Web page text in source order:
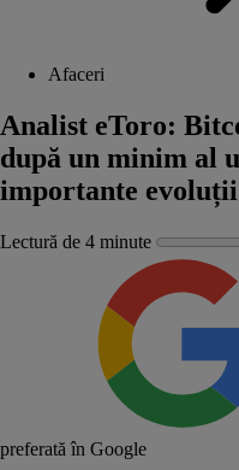
Afaceri
Analist eToro:
după un minim al
importante
Lectură de 4 minute
preferată în Google